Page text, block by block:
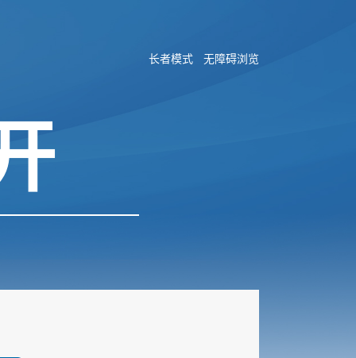
无障碍浏览
长者模式